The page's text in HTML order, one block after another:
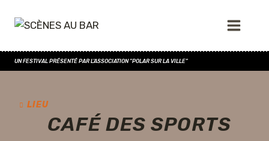
UN FESTIVAL PRÉSENTÉ PAR L'ASSOCIATION "POLAR SUR LA VILLE"
LIEU
CAFÉ DES SPORTS